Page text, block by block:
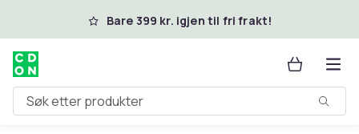
Hopp til hovedinnholdBare 399 kr. igjen til fri frakt!
Søk etter produkter